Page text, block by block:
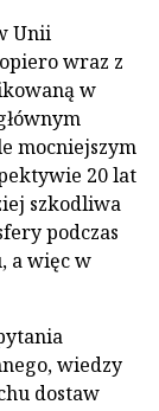
Unii
wraz z
w
mocniejszym
20 lat
szkodliwa
podczas
a więc w
wiedzy
dostaw